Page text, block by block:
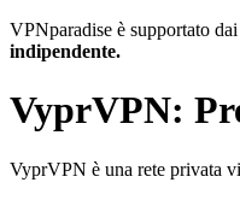
VPNparadise è supportato
indipendente.
VyprVPN:
VyprVPN è una rete privata